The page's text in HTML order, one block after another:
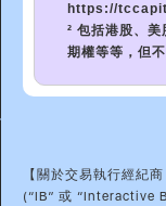
https://
² 包括港股、美
期權等等，但
【關於交易執行經紀
(“IB” 或 “Interactive